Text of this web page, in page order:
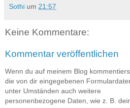
Sothi um 21:57
Keine Kommentare:
Kommentar veröffentlichen
Wenn du auf meinem Blog
die von dir eingegebenen
unter Umständen auch weitere
personenbezogene Daten, wie z. B.